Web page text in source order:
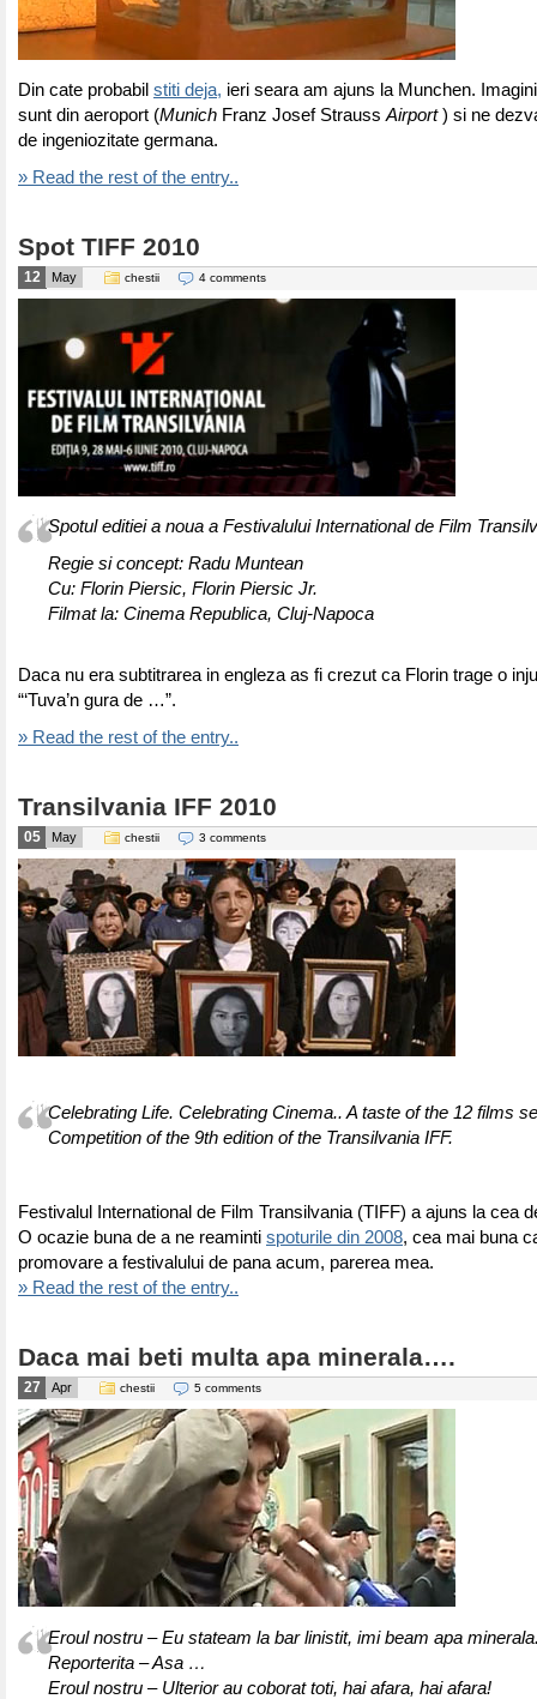
Din cate probabil stiti deja, ieri seara am ajuns la Munchen.
sunt din aeroport (Munich Franz Josef Strauss Airport) si ne
de ingeniozitate germana.
» Read the rest of the entry..
Spot TIFF 2010
12 May chestii 4 comments
Spotul editiei a noua a Festivalului International de Film
Regie si concept: Radu Muntean
Cu: Florin Piersic, Florin Piersic Jr.
Filmat la: Cinema Republica, Cluj-Napoca
Daca nu era subtitrarea in engleza as fi crezut ca Florin trage o
“‘Tuva’n gura de …”.
» Read the rest of the entry..
Transilvania IFF 2010
05 May chestii 3 comments
Celebrating Life. Celebrating Cinema.. A taste of the 12 films
Competition of the 9th edition of the Transilvania IFF.
Festivalul International de Film Transilvania (TIFF) a ajuns la cea
O ocazie buna de a ne reaminti spoturile din 2008, cea mai buna
promovare a festivalului de pana acum, parerea mea.
» Read the rest of the entry..
Daca mai beti multa apa minerala….
27 Apr chestii 5 comments
Eroul nostru – Eu stateam la bar linistit, imi beam apa
Reporterita – Asa …
Eroul nostru – Ulterior au coborat toti, hai afara, hai afara!